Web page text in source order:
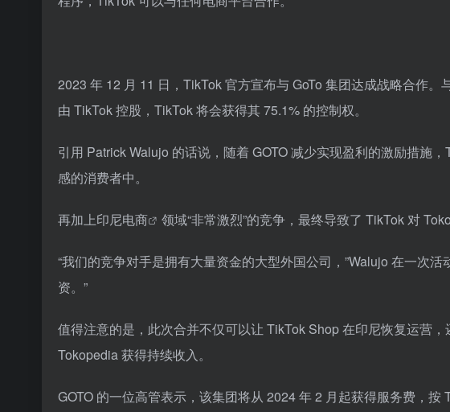
2023 年 12 月 11 日，TikTok 官方宣布与 GoTo 集团达成战略合作
由 TikTok 控股，TikTok 将会获得其 75.1% 的控制权。
引用 Patrick Walujo 的话说，随着 GOTO 减少实现盈利的激励措施
感的消费者中。
再加上印尼电商 领域“非常激烈”的竞争，最终导致了 TikTok 对
“我们的竞争对手是拥有大量资金的大型外国公司，”Walujo 在一次
资。”
值得注意的是，此次合并不仅可以让 TikTok Shop 在印尼恢复运营
Tokopedia 获得持续收入。
GOTO 的一位高管表示，该集团将从 2024 年 2 月起获得服务费，